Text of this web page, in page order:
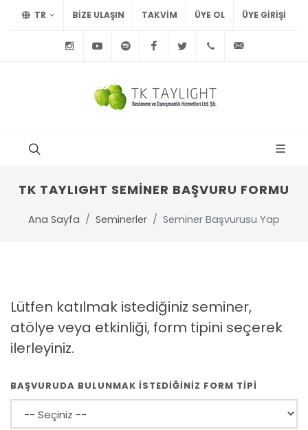
TR BİZE ULAŞIN TAKVİM ÜYE OL ÜYE GIRIŞI
InstagramYoutubeSpotify FacebookTwitter +90
TK TAYLIGHT SEMİNER BAŞVURU FORMU
Ana Sayfa Seminerler Seminer Başvurusu Yap
Lütfen katılmak istediğiniz seminer,
atölye veya etkinliği, form tipini seçerek
ilerleyiniz.
BAŞVURUDA BULUNMAK İSTEDİĞİNİZ FORM TİPİ